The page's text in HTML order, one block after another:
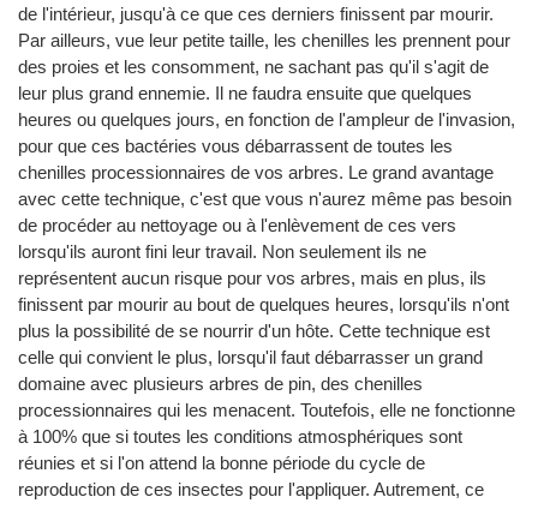
de l'intérieur, jusqu'à ce que ces derniers finissent par mourir.
Par ailleurs, vue leur petite taille, les chenilles les prennent pour
des proies et les consomment, ne sachant pas qu'il s'agit de
leur plus grand ennemie. Il ne faudra ensuite que quelques
heures ou quelques jours, en fonction de l'ampleur de l'invasion,
pour que ces bactéries vous débarrassent de toutes les
chenilles processionnaires de vos arbres. Le grand avantage
avec cette technique, c'est que vous n'aurez même pas besoin
de procéder au nettoyage ou à l'enlèvement de ces vers
lorsqu'ils auront fini leur travail. Non seulement ils ne
représentent aucun risque pour vos arbres, mais en plus, ils
finissent par mourir au bout de quelques heures, lorsqu'ils n'ont
plus la possibilité de se nourrir d'un hôte. Cette technique est
celle qui convient le plus, lorsqu'il faut débarrasser un grand
domaine avec plusieurs arbres de pin, des chenilles
processionnaires qui les menacent. Toutefois, elle ne fonctionne
à 100% que si toutes les conditions atmosphériques sont
réunies et si l'on attend la bonne période du cycle de
reproduction de ces insectes pour l'appliquer. Autrement, ce